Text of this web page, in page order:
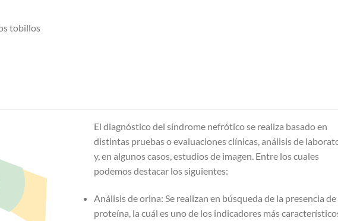
tobillos
El diagnóstico del síndrome nefrótico se realiza basado en
distintas pruebas o evaluaciones clínicas, análisis de
y, en algunos casos, estudios de imagen. Entre los cuales
podemos destacar los siguientes:
Análisis de orina: Se realizan en búsqueda de la presencia de
proteína, la cuál es uno de los indicadores más